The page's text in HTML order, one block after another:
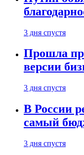
3 дня спустя
Прошла
версии
3 дня спустя
В России
самый
3 дня спустя